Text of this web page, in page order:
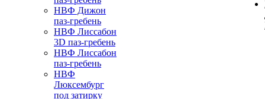
НВФ Дижон
паз-гребень
НВФ Лиссабон
3D паз-гребень
НВФ Лиссабон
паз-гребень
НВФ
Люксембург
под затирку